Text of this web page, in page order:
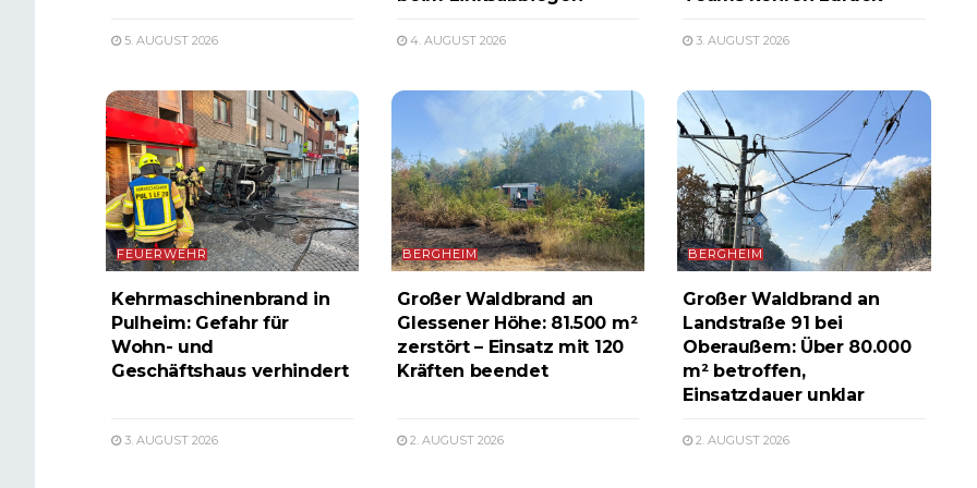
5. AUGUST 2026 4. AUGUST 2026 3. AUGUST 2026
FEUERWEHR
Kehrmaschinenbrand in
Pulheim: Gefahr für
Wohn- und
Geschäftshaus verhindert
3. AUGUST 2026
BERGHEIM
Großer Waldbrand an
Glessener Höhe: 81.500 m²
zerstört – Einsatz mit 120
Kräften beendet
2. AUGUST 2026
BERGHEIM
Großer Waldbrand an
Landstraße 91 bei
Oberaußem: Über 80.000
m² betroffen,
Einsatzdauer unklar
2. AUGUST 2026